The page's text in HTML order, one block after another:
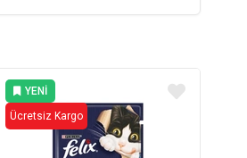
YENI
ÜRÜN
Ücretsiz Kargo